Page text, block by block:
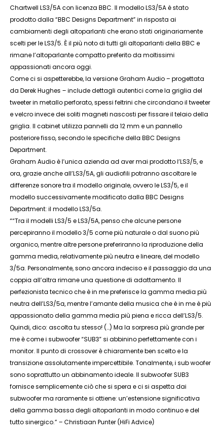
Chartwell LS3/5A con licenza BBC. Il modello LS3/5A è stato
prodotto dalla “BBC Designs Department” in risposta ai
cambiamenti degli altoparlanti che erano stati originariamente
scelti per le LS3/5. È il più noto di tutti gli altoparlanti della BBC e
rimane l’altoparlante compatto preferito da moltissimi
appassionati ancora oggi.
Come ci si aspetterebbe, la versione Graham Audio – progettata
da Derek Hughes – include dettagli autentici come la griglia del
tweeter in metallo perforato, spessi feltrini che circondano il tweeter
e velcro invece dei soliti magneti nascosti per fissare il telaio della
griglia. Il cabinet utilizza pannelli da 12 mm e un pannello
posteriore fisso, secondo le specifiche della BBC Designs
Department.
Graham Audio è l’unica azienda ad aver mai prodotto l’LS3/5, e
ora, grazie anche all’LS3/5A, gli audiofili potranno ascoltare le
differenze sonore tra il modello originale, ovvero le LS3/5, e il
modello successivamente modificato dalla BBC Designs
Department: il modello LS3/5a.
““Tra il modelli LS3/5 e LS3/5A, penso che alcune persone
percepiranno il modello 3/5 come più naturale o dal suono più
organico, mentre altre persone preferiranno la riproduzione della
gamma media, relativamente più neutra e lineare, del modello
3/5a. Personalmente, sono ancora indeciso e il passaggio da una
coppia all’altra rimane una questione di adattamento. Il
perfezionista tecnico che è in me preferisce la gamma media più
neutra dell’LS3/5a, mentre l’amante della musica che è in me è più
appassionato della gamma media più piena e ricca dell’LS3/5.
Quindi, dico: ascolta tu stesso! (…) Ma la sorpresa più grande per
me è come i subwoofer “SUB3” si abbinino perfettamente con i
monitor. Il punto di crossover è chiaramente ben scelto e la
transizione assolutamente impercettibile. Tonalmente, i sub woofer
sono soprattutto un abbinamento ideale. Il subwoofer SUB3
fornisce semplicemente ciò che si spera e ci si aspetta dai
subwoofer ma raramente si ottiene: un’estensione significativa
della gamma bassa degli altoparlanti in modo continuo e del
tutto sinergico.” – Christiaan Punter (HiFi Advice)